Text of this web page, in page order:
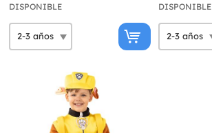
DISPONIBLE DISPONIBLE